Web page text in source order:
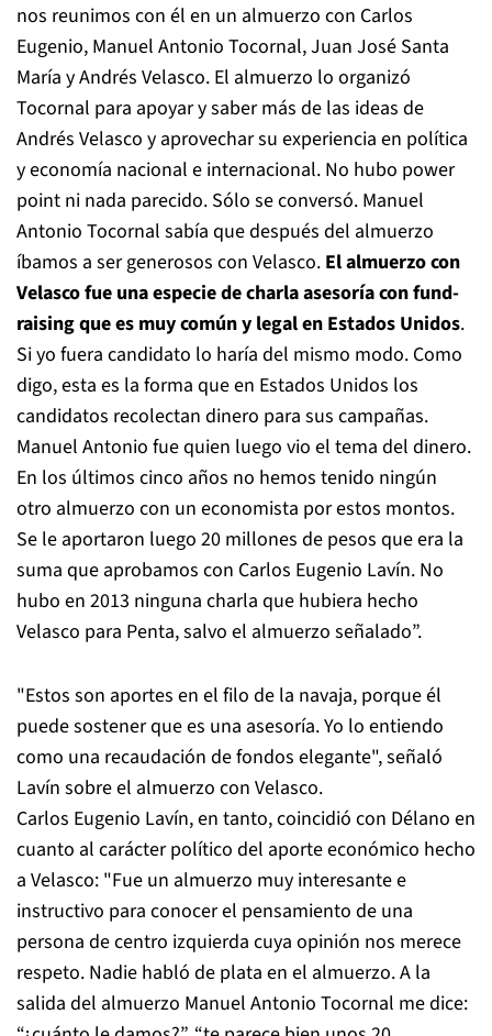
nos reunimos con él en un almuerzo con Carlos
Eugenio, Manuel Antonio Tocornal, Juan José Santa
María y Andrés Velasco. El almuerzo lo organizó
Tocornal para apoyar y saber más de las ideas de
Andrés Velasco y aprovechar su experiencia en política
y economía nacional e internacional. No hubo power
point ni nada parecido. Sólo se conversó. Manuel
Antonio Tocornal sabía que después del almuerzo
íbamos a ser generosos con Velasco. El almuerzo con
Velasco fue una especie de charla asesoría con fund-
raising que es muy común y legal en Estados Unidos.
Si yo fuera candidato lo haría del mismo modo. Como
digo, esta es la forma que en Estados Unidos los
candidatos recolectan dinero para sus campañas.
Manuel Antonio fue quien luego vio el tema del dinero.
En los últimos cinco años no hemos tenido ningún
otro almuerzo con un economista por estos montos.
Se le aportaron luego 20 millones de pesos que era la
suma que aprobamos con Carlos Eugenio Lavín. No
hubo en 2013 ninguna charla que hubiera hecho
Velasco para Penta, salvo el almuerzo señalado”.
"Estos son aportes en el filo de la navaja, porque él
puede sostener que es una asesoría. Yo lo entiendo
como una recaudación de fondos elegante", señaló
Lavín sobre el almuerzo con Velasco.
Carlos Eugenio Lavín, en tanto, coincidió con Délano en
cuanto al carácter político del aporte económico hecho
a Velasco: "Fue un almuerzo muy interesante e
instructivo para conocer el pensamiento de una
persona de centro izquierda cuya opinión nos merece
respeto. Nadie habló de plata en el almuerzo. A la
salida del almuerzo Manuel Antonio Tocornal me dice: